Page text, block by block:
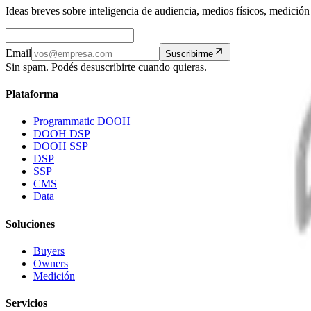
Ideas breves sobre inteligencia de audiencia, medios físicos,
Email Suscribirme
Sin spam. Podés desuscribirte cuando quieras.
Plataforma
Programmatic DOOH
DOOH DSP
DOOH SSP
DSP
SSP
CMS
Data
Soluciones
Buyers
Owners
Medición
Servicios